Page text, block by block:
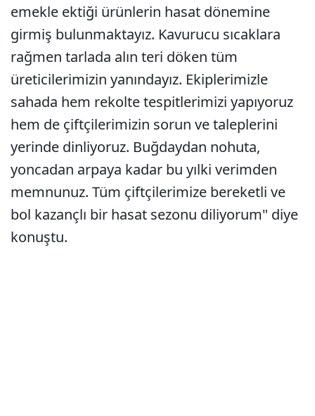
emekle ektiği ürünlerin hasat dönemine
girmiş bulunmaktayız. Kavurucu sıcaklara
rağmen tarlada alın teri döken tüm
üreticilerimizin yanındayız. Ekiplerimizle
sahada hem rekolte tespitlerimizi yapıyoruz
hem de çiftçilerimizin sorun ve taleplerini
yerinde dinliyoruz. Buğdaydan nohuta,
yoncadan arpaya kadar bu yılki verimden
memnunuz. Tüm çiftçilerimize bereketli ve
bol kazançlı bir hasat sezonu diliyorum" diye
konuştu.